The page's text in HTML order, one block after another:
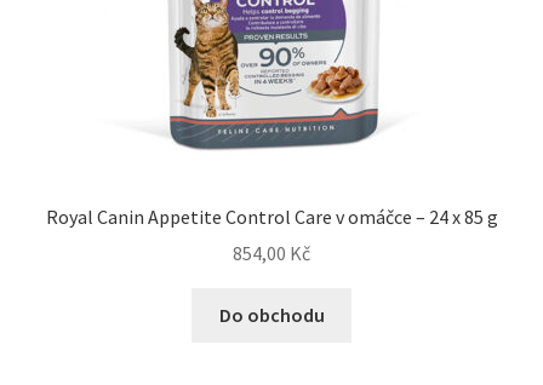
Royal Canin Appetite Control Care v omáčce – 24 x 85 g
854,00 Kč
Do obchodu